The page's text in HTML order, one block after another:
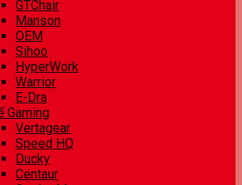
GTChair
Manson
OEM
Sihoo
HyperWork
Warrior
E-Dra
Gaming
Vertagear
Speed HQ
Ducky
Centaur